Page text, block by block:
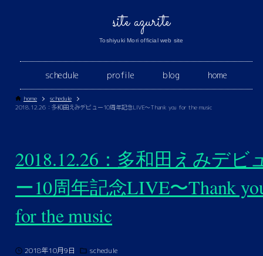
site azurite
Toshiyuki Mori official web site
schedule profile blog home
home
schedule
2018.12.26：多和田えみデビュー10周年記念LIVE〜Thank you for the music
2018.12.26：多和田えみデビ
ー10周年記念LIVE〜Thank
for the music
2018年10月9日 schedule